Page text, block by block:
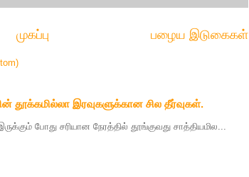
பழைய இடுகைகள்
முகப்பு
தூக்கமில்லா இரவுகளுக்கான சில தீர்வுகள்.
போது சரியான நேரத்தில் தூங்குவது சாத்தியமில...